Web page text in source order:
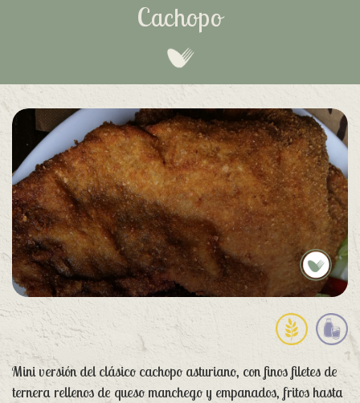
Cachopo
Mini versión del clásico cachopo asturiano, con finos filetes de
ternera rellenos de queso manchego y empanados, fritos hasta